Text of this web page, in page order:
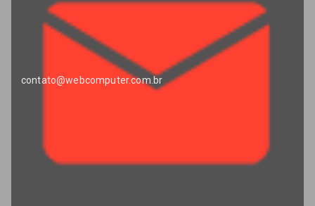
contato@webcomputer.com.br